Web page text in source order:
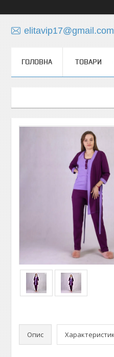
elitavip17@gmail.com
ГОЛОВНА ТОВАРИ
Опис